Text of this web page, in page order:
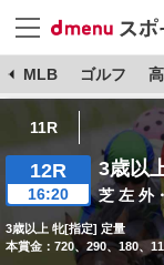
MLB ゴルフ
11R
12R
16:20
3歳以
芝 左 外
3歳以上 牝[指定] 定量
本賞金：720、290、180、